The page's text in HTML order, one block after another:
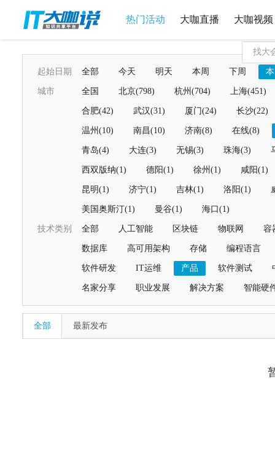
热门活动 大咖直播 大咖视频
起始日期 全部 今天 明天 本周 下周
城市 全国 北京(798) 杭州(704) 上海(451)
合肥(42) 武汉(31) 厦门(24) 长沙(22)
温州(10) 南昌(10) 济南(8) 在线(8)
青岛(4) 大连(3) 无锡(3) 珠海(3)
西双版纳(1) 德阳(1) 徐州(1) 咸阳(1)
昆明(1) 济宁(1) 吉林(1) 洛阳(1)
美国奥斯汀(1) 曼谷(1) 海口(1)
技术类别 全部 人工智能 区块链 物联网 容
数据库 高可用架构 存储 编程语言
软件研发 IT运维 产品 软件测试
名家分享 职业发展 解决方案 智能硬
全部 最新发布